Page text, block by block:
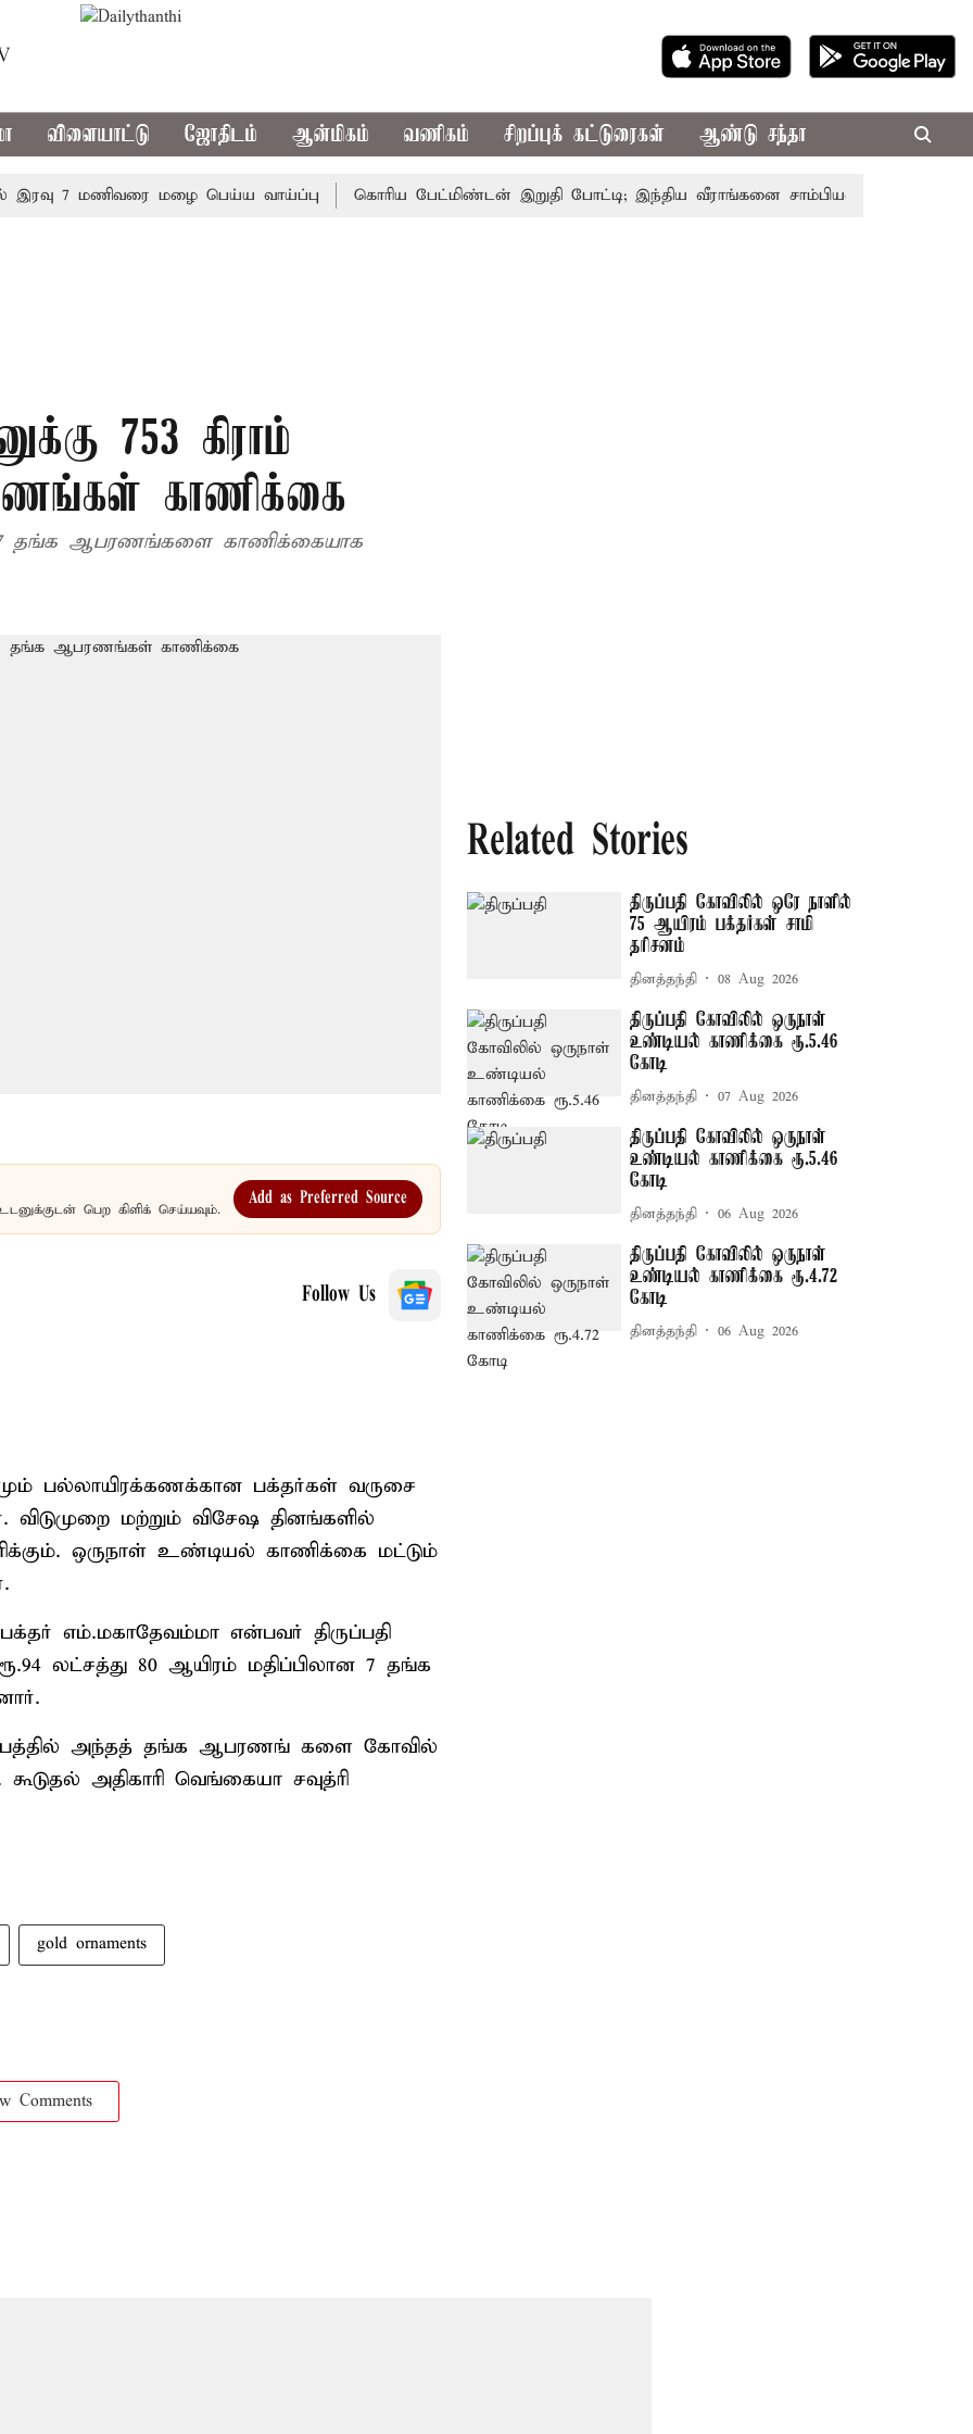
விளையாட்டு ஜோதிடம் ஆன்மிகம் வணிகம் சிறப்புக் கட்டுரைகள் ஆண்டு சந்தா
7 மணிவரை மழை பெய்ய வாய்ப்பு கொரிய பேட்மிண்டன் இறுதி போட்டி; இந்திய வீராங்கனை சாம்பியன் பட்டம் வென்றார்
753 கிராம்
காணிக்கை
7 தங்க ஆபரணங்களை காணிக்கையாக
பெற கிளிக் செய்யவும்.
Add as Preferred Source
Follow Us
பல்லாயிரக்கணக்கான பக்தர்கள் வருசை
விடுமுறை மற்றும் விசேஷ தினங்களில்
ஒருநாள் உண்டியல் காணிக்கை மட்டும்
எம்.மகாதேவம்மா என்பவர் திருப்பதி
லட்சத்து 80 ஆயிரம் மதிப்பிலான 7 தங்க
அந்தத் தங்க ஆபரணங் களை கோவில்
அதிகாரி வெங்கையா சவுத்ரி
gold ornaments
Comments
Related Stories
திருப்பதி கோவிலில் ஒரே நாளில்
75 ஆயிரம் பக்தர்கள் சாமி
தரிசனம்
தினத்தந்தி 08 Aug 2026
திருப்பதி கோவிலில் ஒருநாள்
உண்டியல் காணிக்கை ரூ.5.46
கோடி
தினத்தந்தி 07 Aug 2026
திருப்பதி கோவிலில் ஒருநாள்
உண்டியல் காணிக்கை ரூ.5.46
கோடி
தினத்தந்தி 06 Aug 2026
திருப்பதி கோவிலில் ஒருநாள்
உண்டியல் காணிக்கை ரூ.4.72
கோடி
தினத்தந்தி 06 Aug 2026